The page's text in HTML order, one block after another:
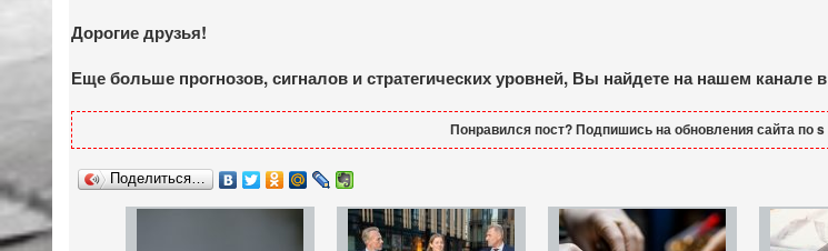
Дорогие друзья!
Еще больше прогнозов, сигналов и стратегических уровней, Вы найдете на нашем канале в
Понравился пост? Подпишись на обновления сайта по s
Поделиться…